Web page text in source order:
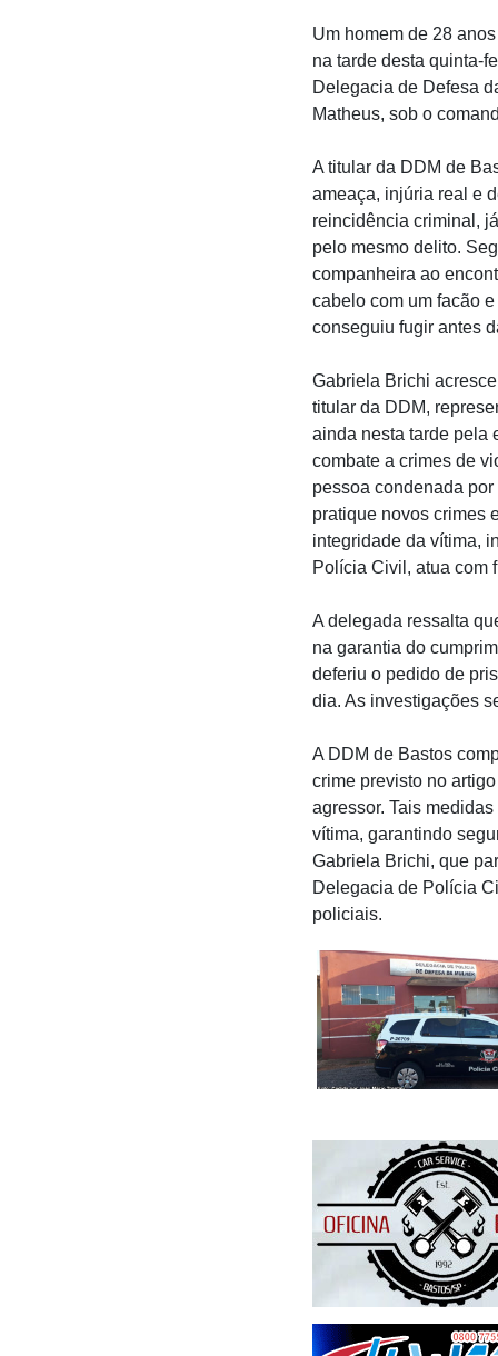
Um homem de 28
na tarde desta quinta-
Delegacia de Defesa
Matheus, sob o
A titular da DDM de
ameaça, injúria real e
reincidência criminal,
pelo mesmo delito.
companheira ao
cabelo com um facão
conseguiu fugir antes
Gabriela Brichi
titular da DDM,
ainda nesta tarde pela
combate a crimes de
pessoa condenada
pratique novos crimes
integridade da vítima,
Polícia Civil, atua com
A delegada ressalta
na garantia do
deferiu o pedido de
dia. As investigações
A DDM de Bastos
crime previsto no
agressor. Tais
vítima, garantindo
Gabriela Brichi, que
Delegacia de Polícia
policiais.